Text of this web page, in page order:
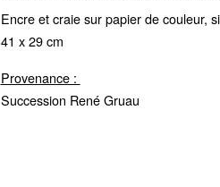
Encre et craie sur papier de couleur,
41 x 29 cm
Provenance :
Succession René Gruau